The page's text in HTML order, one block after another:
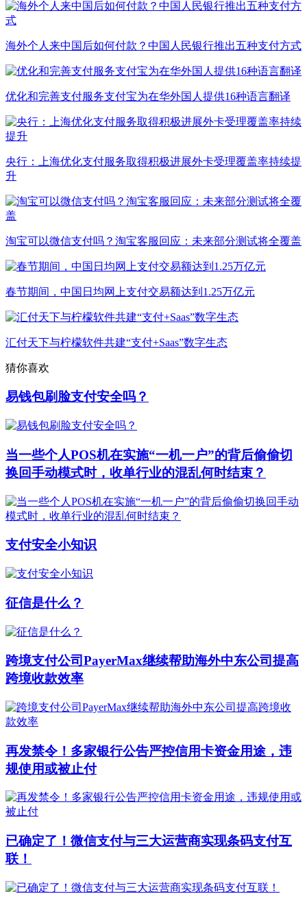
海外个人来中国后如何付款？中国人民银行推出五种支付方式
优化和完善支付服务支付宝为在华外国人提供16种语言翻译
央行：上海优化支付服务取得积极进展外卡受理覆盖率持续提
升
淘宝可以微信支付吗？淘宝客服回应：未来部分测试将全覆盖
春节期间，中国日均网上支付交易额达到1.25万亿元
汇付天下与柠檬软件共建“支付+Saas”数字生态
猜你喜欢
易钱包刷脸支付安全吗？
当一些个人POS机在实施“一机一户”的背后偷偷切
换回手动模式时，收单行业的混乱何时结束？
支付安全小知识
征信是什么？
跨境支付公司PayerMax继续帮助海外中东公司提高
跨境收款效率
再发禁令！多家银行公告严控信用卡资金用途，违
规使用或被止付
已确定了！微信支付与三大运营商实现条码支付互
联！